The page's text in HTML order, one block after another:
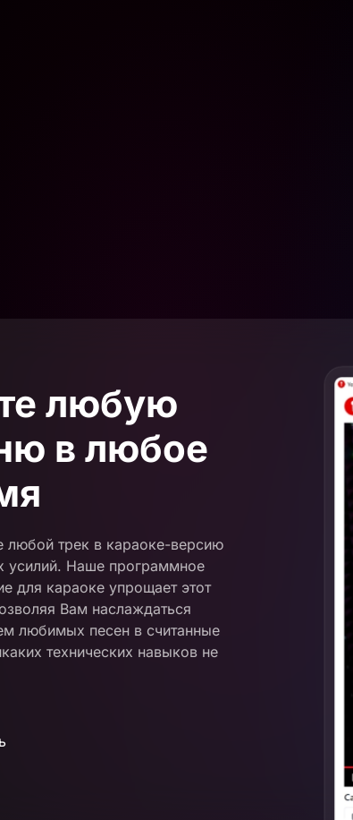
любую
в любое
любой трек в караоке-версию
усилий. Наше программное
для караоке упрощает этот
Вам наслаждаться
любимых песен в считанные
технических навыков не